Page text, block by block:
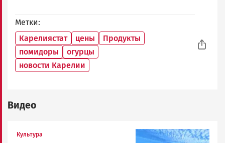
Метки
Карелиястат
цены
Продукты
помидоры
огурцы
новости Карелии
Видео
Культура Image